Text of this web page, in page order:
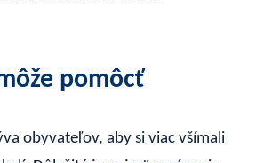
pomôcť
obyvateľov, aby si viac všímali